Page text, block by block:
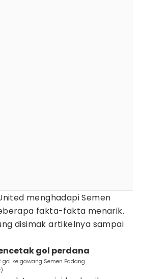
menghadapi Semen
fakta-fakta menarik.
disimak artikelnya sampai
gol perdana
ke gawang Semen Padang.